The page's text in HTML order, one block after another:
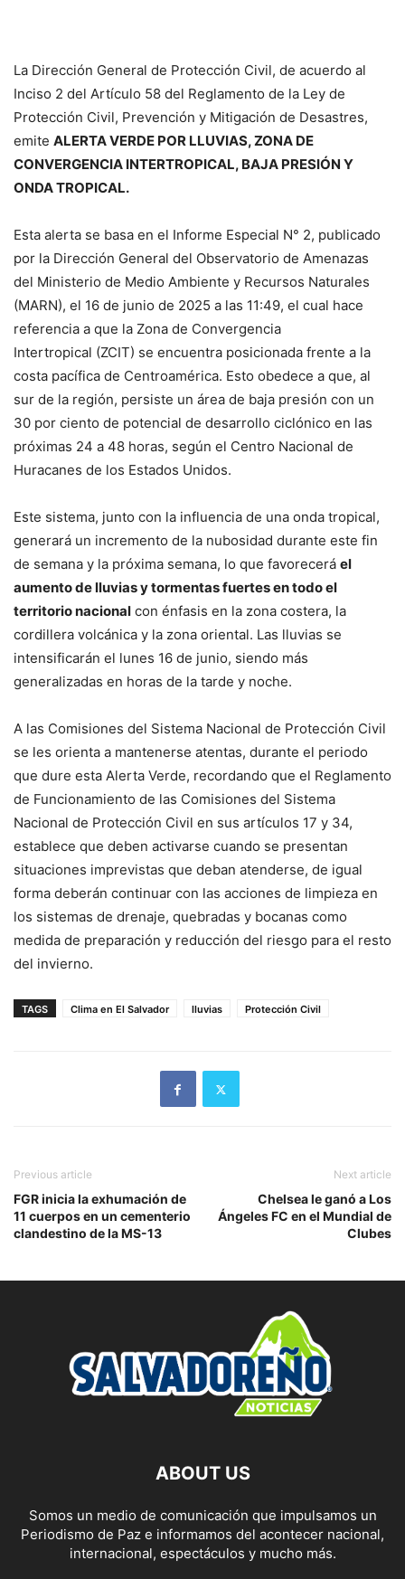
La Dirección General de Protección Civil, de acuerdo al
Inciso 2 del Artículo 58 del Reglamento de la Ley de
Protección Civil, Prevención y Mitigación de Desastres,
emite ALERTA VERDE POR LLUVIAS, ZONA DE
CONVERGENCIA INTERTROPICAL, BAJA PRESIÓN Y
ONDA TROPICAL.
Esta alerta se basa en el Informe Especial N° 2, publicado
por la Dirección General del Observatorio de Amenazas
del Ministerio de Medio Ambiente y Recursos Naturales
(MARN), el 16 de junio de 2025 a las 11:49, el cual hace
referencia a que la Zona de Convergencia
Intertropical (ZCIT) se encuentra posicionada frente a la
costa pacífica de Centroamérica. Esto obedece a que, al
sur de la región, persiste un área de baja presión con un
30 por ciento de potencial de desarrollo ciclónico en las
próximas 24 a 48 horas, según el Centro Nacional de
Huracanes de los Estados Unidos.
Este sistema, junto con la influencia de una onda tropical,
generará un incremento de la nubosidad durante este fin
de semana y la próxima semana, lo que favorecerá el
aumento de lluvias y tormentas fuertes en todo el
territorio nacional con énfasis en la zona costera, la
cordillera volcánica y la zona oriental. Las lluvias se
intensificarán el lunes 16 de junio, siendo más
generalizadas en horas de la tarde y noche.
A las Comisiones del Sistema Nacional de Protección Civil
se les orienta a mantenerse atentas, durante el periodo
que dure esta Alerta Verde, recordando que el Reglamento
de Funcionamiento de las Comisiones del Sistema
Nacional de Protección Civil en sus artículos 17 y 34,
establece que deben activarse cuando se presentan
situaciones imprevistas que deban atenderse, de igual
forma deberán continuar con las acciones de limpieza en
los sistemas de drenaje, quebradas y bocanas como
medida de preparación y reducción del riesgo para el resto
del invierno.
TAGS Clima en El Salvador lluvias Protección Civil
Previous article
FGR inicia la exhumación de
11 cuerpos en un cementerio
clandestino de la MS-13
Next article
Chelsea le ganó a Los
Ángeles FC en el Mundial de
Clubes
ABOUT US
Somos un medio de comunicación que impulsamos un
Periodismo de Paz e informamos del acontecer nacional,
internacional, espectáculos y mucho más.